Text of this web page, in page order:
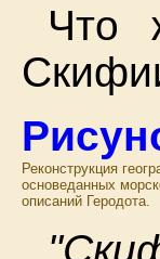
Что
Реконструкция
основеданных
описаний Геродота.